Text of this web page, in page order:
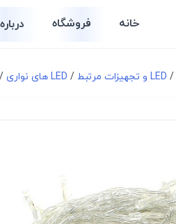
خانه فروشگاه
/ LED و تجهیزات مرتبط / LED های نواری /